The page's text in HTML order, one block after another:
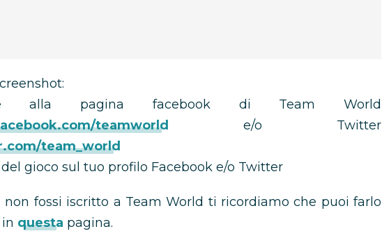
alla pagina facebook di Team World
teamworld
e/o Twitter
team_world
gioco sul tuo profilo Facebook e/o Twitter
non fossi iscritto a Team World ti ricordiamo che puoi farlo
questa pagina.